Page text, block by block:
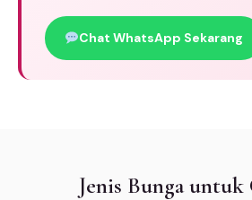
Chat WhatsApp Sekarang
Jenis Bunga